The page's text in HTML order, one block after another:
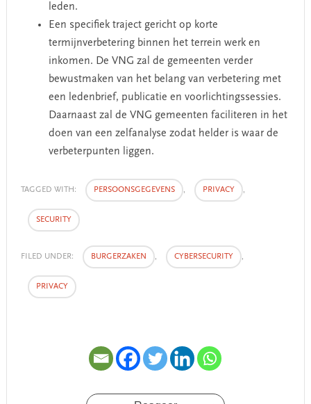
leden.
Een specifiek traject gericht op korte
termijnverbetering binnen het terrein werk en
inkomen. De VNG zal de gemeenten verder
bewustmaken van het belang van verbetering met
een ledenbrief, publicatie en voorlichtingssessies.
Daarnaast zal de VNG gemeenten faciliteren in het
doen van een zelfanalyse zodat helder is waar de
verbeterpunten liggen.
TAGGED WITH: PERSOONSGEGEVENS , PRIVACY ,
SECURITY
FILED UNDER: BURGERZAKEN , CYBERSECURITY ,
PRIVACY